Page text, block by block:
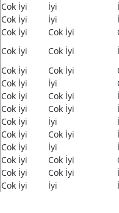
Cok İyi İyi
Cok İyi İyi
Cok İyi Cok İyi
Cok İyi Cok İyi
Cok İyi Cok İyi
Cok İyi İyi
Cok İyi Cok İyi
Cok İyi Cok İyi
Cok İyi İyi
Cok İyi Cok İyi
Cok İyi İyi
Cok İyi Cok İyi
Cok İyi Cok İyi
Cok İyi İyi